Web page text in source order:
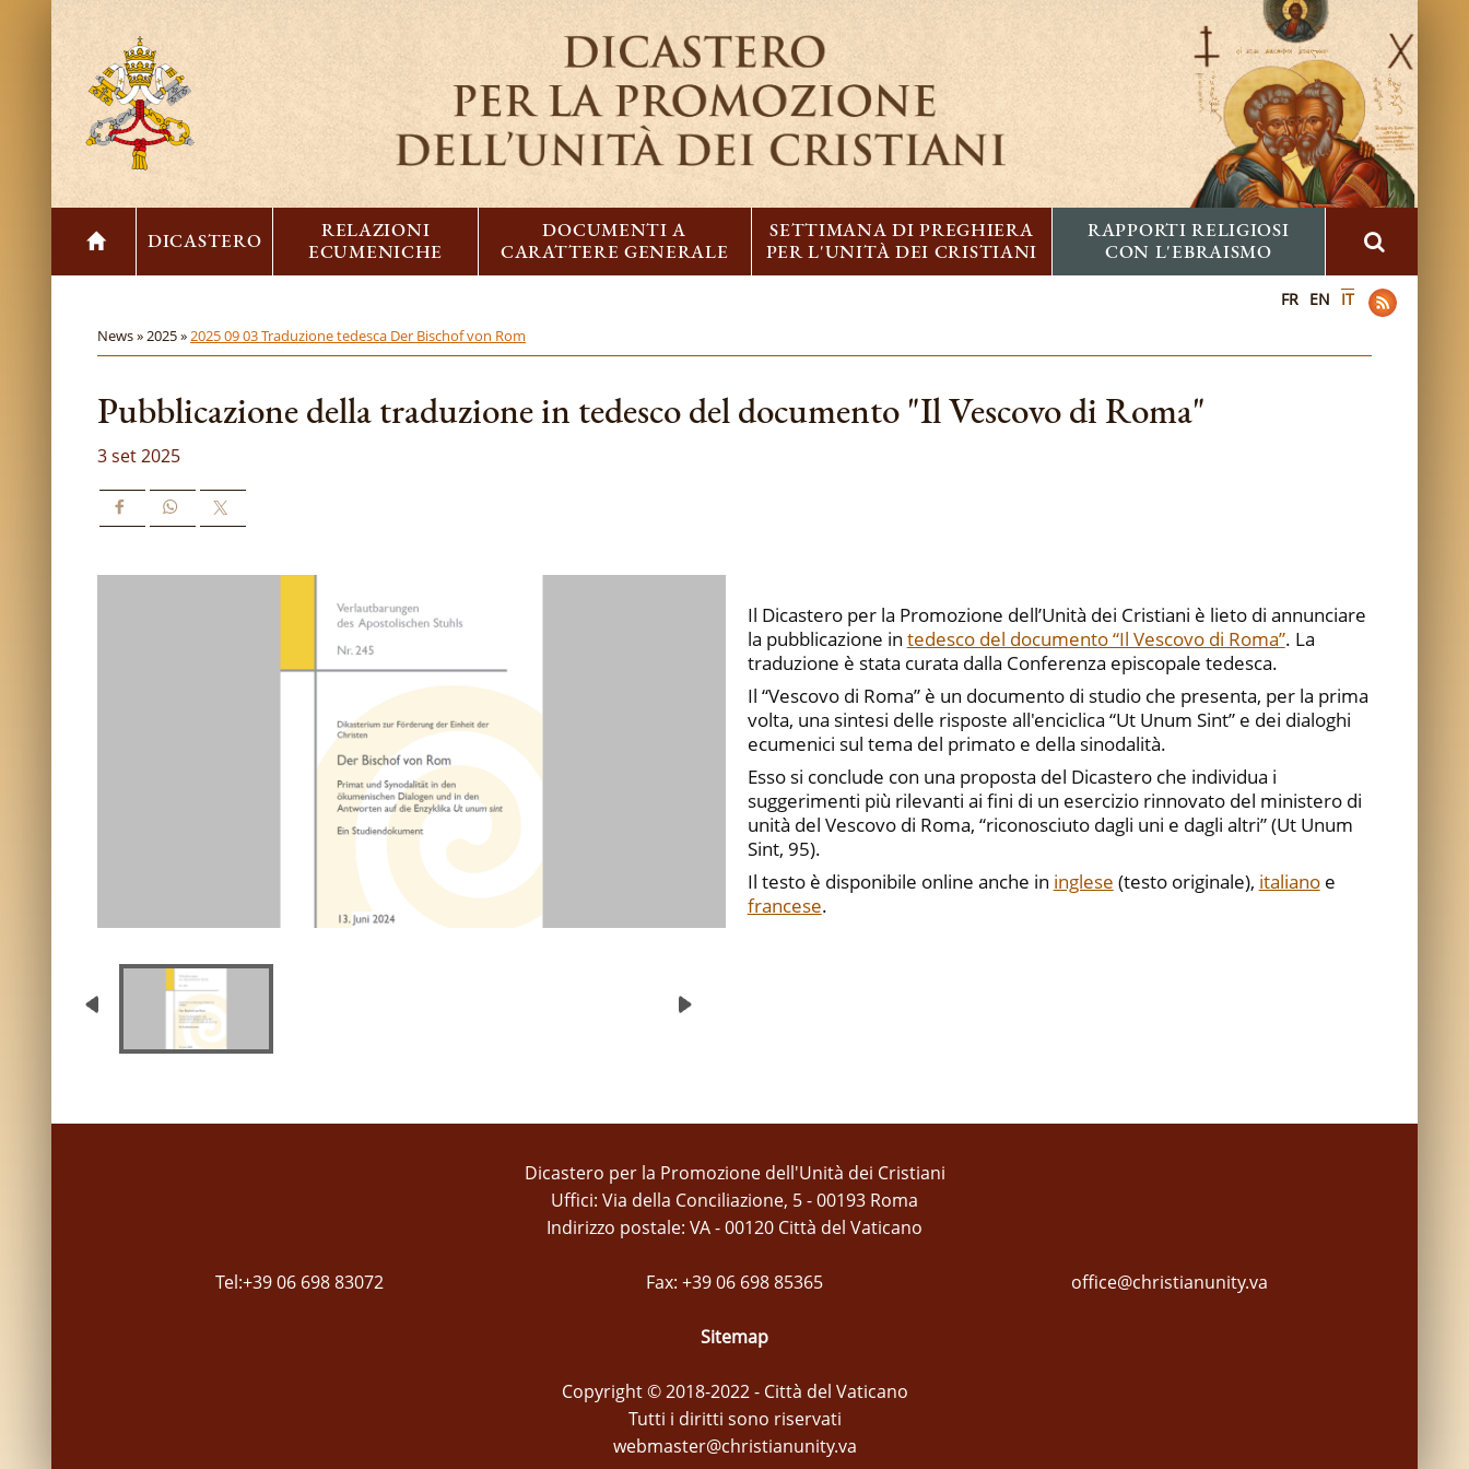
DICASTERO
RELAZIONI
ECUMENICHE
DOCUMENTI A
CARATTERE GENERALE
SETTIMANA DI PREGHIERA
PER L'UNITÀ DEI CRISTIANI
RAPPORTI RELIGIOSI
CON L'EBRAISMO
FR EN IT
News »2025 »2025 09 03 Traduzione tedesca Der Bischof von Rom
Pubblicazione della traduzione in tedesco del documento "Il Vescovo di Roma"
3 set 2025
Il Dicastero per la Promozione dell’Unità dei Cristiani è lieto di annunciare
la pubblicazione in tedesco del documento “Il Vescovo di Roma”. La
traduzione è stata curata dalla Conferenza episcopale tedesca.
Il “Vescovo di Roma” è un documento di studio che presenta, per la prima
volta, una sintesi delle risposte all'enciclica “Ut Unum Sint” e dei dialoghi
ecumenici sul tema del primato e della sinodalità.
Esso si conclude con una proposta del Dicastero che individua i
suggerimenti più rilevanti ai fini di un esercizio rinnovato del ministero di
unità del Vescovo di Roma, “riconosciuto dagli uni e dagli altri” (Ut Unum
Sint, 95).
Il testo è disponibile online anche in inglese (testo originale), italianoe
francese.
Dicastero per la Promozione dell'Unità dei Cristiani
Uffici: Via della Conciliazione, 5 - 00193 Roma
Indirizzo postale: VA - 00120 Città del Vaticano
Tel:+39 06 698 83072 Fax: +39 06 698 85365 office@christianunity.va
Sitemap
Copyright © 2018-2022 - Città del Vaticano
Tutti i diritti sono riservati
webmaster@christianunity.va